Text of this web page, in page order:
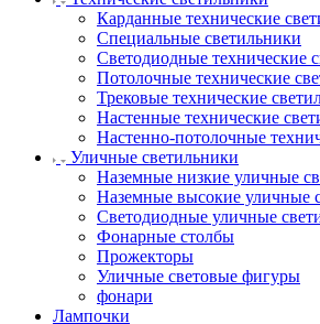
Карданные технические
Специальные светильники
Светодиодные технические
Потолочные технические
Трековые технические
Настенные технические
Настенно-потолочные
Уличные светильники
Наземные низкие уличные
Наземные высокие уличные
Светодиодные уличные
Фонарные столбы
Прожекторы
Уличные световые фигуры
фонари
Лампочки